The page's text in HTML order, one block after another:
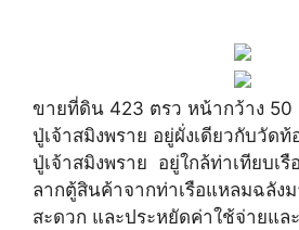
ขายที่ดิน 423 ตรว หน้ากว้าง 50
ปู่เจ้าสมิงพราย อยู่ผั่งเดียวกับวัด
ปู่เจ้าสมิงพราย อยู่ใกล้ท่าเทียบเ
ลากตู้สินค้าจากท่าเรือแหลมฉลัง
สะดวก และประหยัดค่าใช้จ่ายแล